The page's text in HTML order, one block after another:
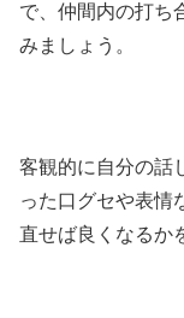
で、仲間内の打ち
みましょう。
客観的に自分の話
った口グセや表情
直せば良くなるか